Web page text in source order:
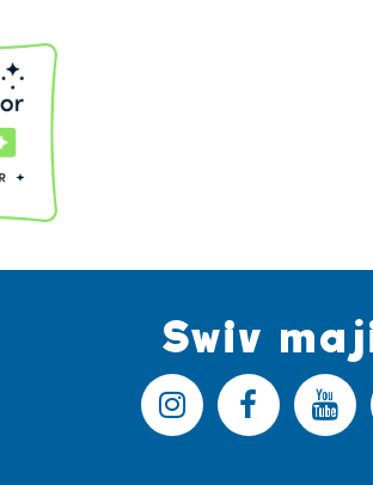
Swiv